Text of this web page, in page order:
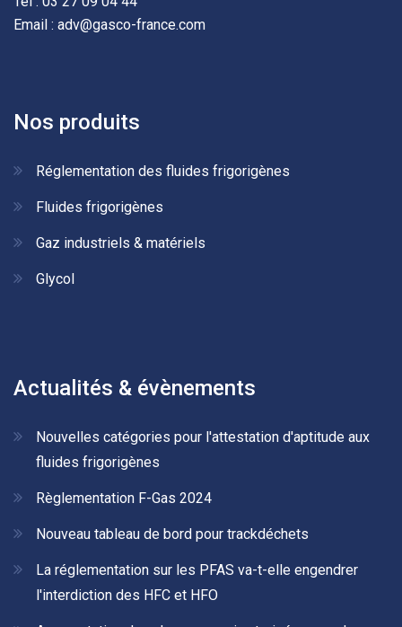
Email : adv@gasco-france.com
Nos produits
Réglementation des fluides frigorigènes
Fluides frigorigènes
Gaz industriels & matériels
Glycol
Actualités & évènements
Nouvelles catégories pour l'attestation d'aptitude aux
fluides frigorigènes
Règlementation F-Gas 2024
Nouveau tableau de bord pour trackdéchets
La réglementation sur les PFAS va-t-elle engendrer
l'interdiction des HFC et HFO